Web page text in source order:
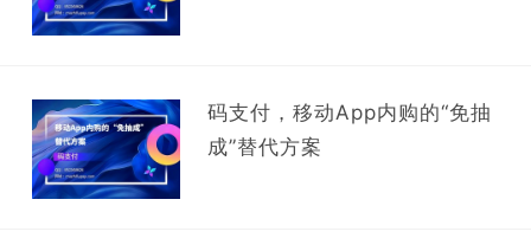
码支付，移动App内购的“免抽
成”替代方案